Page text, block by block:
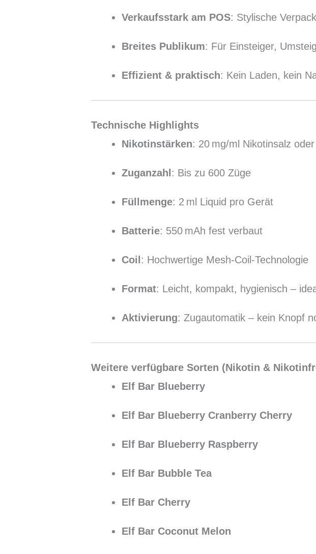
Verkaufsstark am POS: Stylische
Breites Publikum: Für Einsteiger,
Effizient & praktisch: Kein Laden, kein
Technische Highlights
Nikotinstärken: 20 mg/ml Nikotinsalz
Zuganzahl : Bis zu 600 Züge
Füllmenge: 2 ml Liquid pro Gerät
Batterie: 550 mAh fest verbaut
Coil : Hochwertige Mesh-Coil-Technologie
Format: Leicht, kompakt, hygienisch –
Aktivierung: Zugautomatik – kein Knopf
Weitere verfügbare Sorten (Nikotin &
Elf Bar Blueberry
Elf Bar Blueberry Cranberry Cherry
Elf Bar Blueberry Raspberry
Elf Bar Bubble Tea
Elf Bar Cherry
Elf Bar Coconut Melon